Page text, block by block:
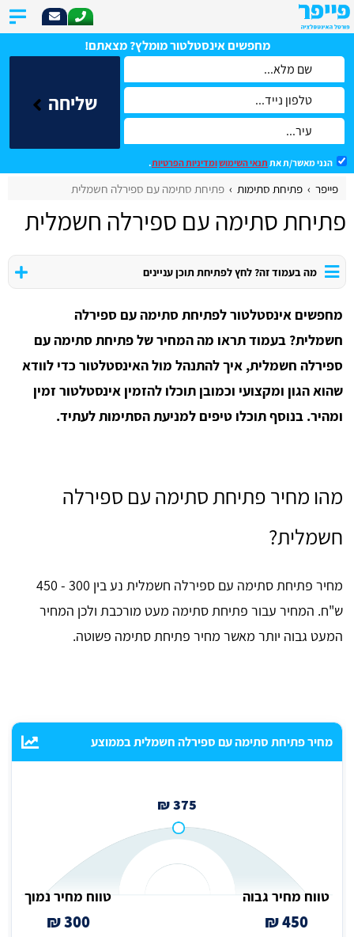
מחפשים אינסטלטור מומלץ? מצאתם!
שליחה
הנני מאשר/ת את תנאי השימושומדיניות הפרטיות.
פייפר פתיחת סתימות פתיחת סתימה עם ספירלה חשמלית
פתיחת סתימה עם ספירלה חשמלית
מה בעמוד זה? לחץ לפתיחת תוכן עניינים
מחפשים אינסטלטור לפתיחת סתימה עם ספירלה
חשמלית? בעמוד תראו מה המחיר של פתיחת סתימה עם
ספירלה חשמלית, איך להתנהל מול האינסטלטור כדי לוודא
שהוא הגון ומקצועי וכמובן תוכלו להזמין אינסטלטור זמין
ומהיר. בנוסף תוכלו טיפים למניעת הסתימות לעתיד.
מהו מחיר פתיחת סתימה עם ספירלה
חשמלית?
מחיר פתיחת סתימה עם ספירלה חשמלית נע בין 300 - 450
ש"ח. המחיר עבור פתיחת סתימה מעט מורכבת ולכן המחיר
המעט גבוה יותר מאשר מחיר פתיחת סתימה פשוטה.
מחיר פתיחת סתימה עם ספירלה חשמלית בממוצע
375 ₪
טווח מחיר גבוה
450 ₪
טווח מחיר נמוך
300 ₪